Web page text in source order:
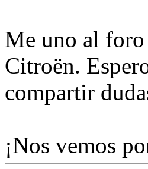
Me uno al
Citroën.
compartir
¡Nos vemos